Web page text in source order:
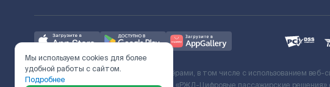
Ж/Д билеты предоставляются партнёрами, в том числе с использованием
Мы используем cookies для более
удобной работы с сайтом.
Подробнее